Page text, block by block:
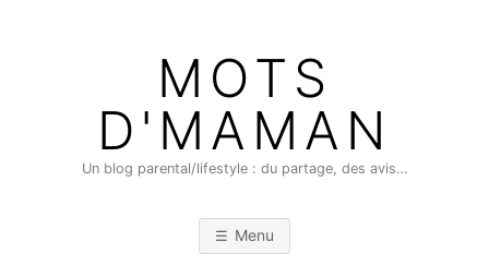
MOTS
D'MAMAN
Un blog parental/lifestyle : du partage, des avis…
Menu